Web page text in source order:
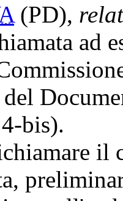
(PD),
ad
bis).
il